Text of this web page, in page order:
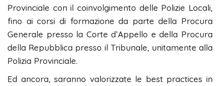
Provinciale con il coinvolgimento delle Polizie Locali,
fino ai corsi di formazione da parte della Procura
Generale presso la Corte d’Appello e della Procura
della Repubblica presso il Tribunale, unitamente alla
Polizia Provinciale.
Ed ancora, saranno valorizzate le best practices in